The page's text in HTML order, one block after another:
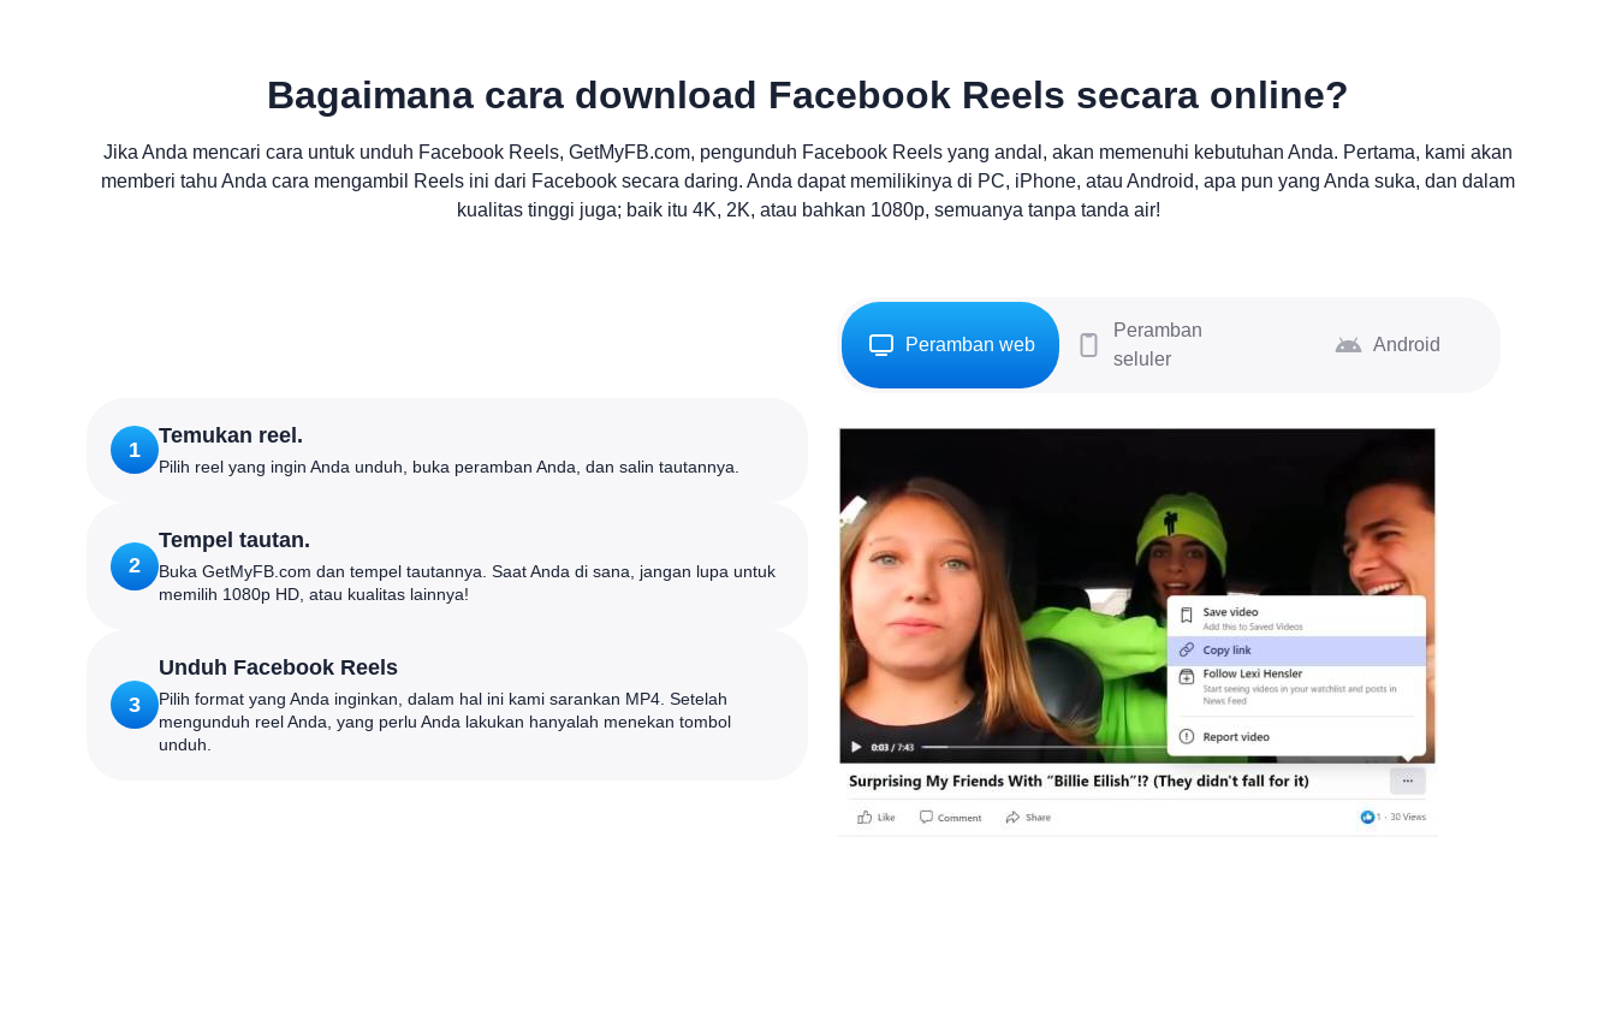
Bagaimana cara download Facebook Reels secara online?
Jika Anda mencari cara untuk unduh Facebook Reels, GetMyFB.com, pengunduh Facebook Reels yang andal, akan memenuhi kebutuhan Anda. Pertama, kami akan
memberi tahu Anda cara mengambil Reels ini dari Facebook secara daring. Anda dapat memilikinya di PC, iPhone, atau Android, apa pun yang Anda suka, dan dalam
kualitas tinggi juga; baik itu 4K, 2K, atau bahkan 1080p, semuanya tanpa tanda air!
1
Temukan reel.
Pilih reel yang ingin Anda unduh, buka peramban Anda, dan salin tautannya.
2
Tempel tautan.
Buka GetMyFB.com dan tempel tautannya. Saat Anda di sana, jangan lupa untuk
memilih 1080p HD, atau kualitas lainnya!
3
Unduh Facebook Reels
Pilih format yang Anda inginkan, dalam hal ini kami sarankan MP4. Setelah
mengunduh reel Anda, yang perlu Anda lakukan hanyalah menekan tombol
unduh.
Peramban web
Peramban
seluler
Android